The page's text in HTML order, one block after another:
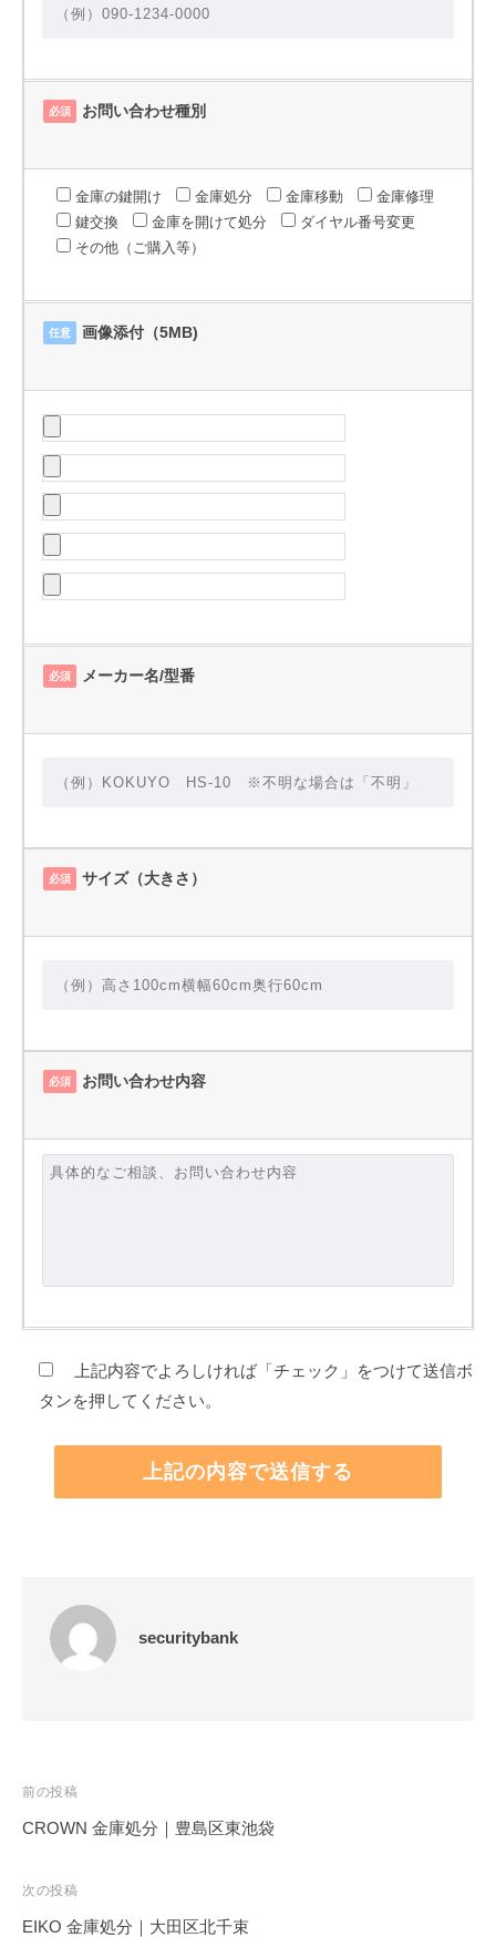
必須 お問い合わせ種別
金庫の鍵開け 金庫処分 金庫移動
金庫修理
鍵交換
金庫を開けて処分
ダイヤル番号変更
その他（ご購入等）
任意 画像添付（5MB)
必須 メーカー名/型番
必須 サイズ（大きさ）
必須 お問い合わせ内容
上記内容でよろしければ「チェック」をつけて送信ボ
タンを押してください。
securitybank
投
稿
ビ
ゲ
前の投稿
CROWN 金庫処分｜豊島区東池袋
次の投稿
EIKO 金庫処分｜大田区北千束